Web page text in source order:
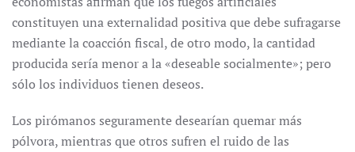
constituyen una externalidad positiva que debe sufragarse
mediante la coacción fiscal, de otro modo, la cantidad
producida sería menor a la «deseable socialmente»; pero
sólo los individuos tienen deseos.
Los pirómanos seguramente desearían quemar más
pólvora, mientras que otros sufren el ruido de las